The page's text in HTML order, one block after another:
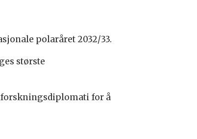
polaråret 2032/33.
største
for å